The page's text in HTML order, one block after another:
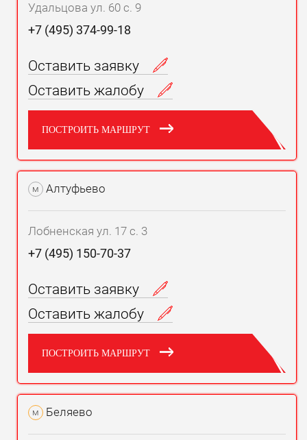
Удальцова ул. 60 с. 9
+7 (495) 374-99-18
Оставить заявку
Оставить жалобу
ПОСТРОИТЬ МАРШРУТ
м Алтуфьево
Лобненская ул. 17 с. 3
+7 (495) 150-70-37
Оставить заявку
Оставить жалобу
ПОСТРОИТЬ МАРШРУТ
м Беляево